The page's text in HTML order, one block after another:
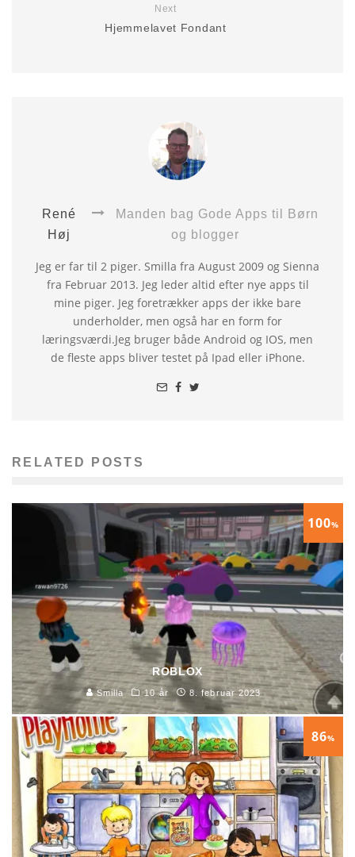
Next
Hjemmelavet Fondant
René
Høj
Manden bag Gode Apps til Børn
og blogger
Jeg er far til 2 piger. Smilla fra August 2009 og Sienna
fra Februar 2013. Jeg leder altid efter nye apps til
mine piger. Jeg foretrækker apps der ikke bare
underholder, men også har en form for
læringsværdi.Jeg bruger både Android og IOS, men
de fleste apps bliver testet på Ipad eller iPhone.
RELATED POSTS
100%
ROBLOX
Smilla 10 år 8. februar 2023
86%